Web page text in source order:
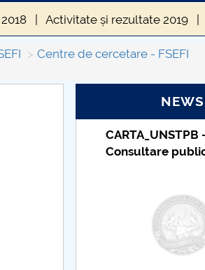
Activitate și rezultate 2019
2023 Activitate și rezultate 2025
Centre de cercetare - FSEFI
NEWS
Taxe de
indexate –